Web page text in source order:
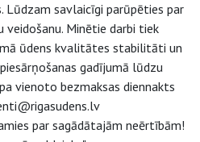
Lūdzam savlaicīgi parūpēties par
veidošanu. Minētie darbi tiek
ūdens kvalitātes stabilitāti un
gadījumā lūdzu
vienoto bezmaksas diennakts
par sagādātajām neērtībām!